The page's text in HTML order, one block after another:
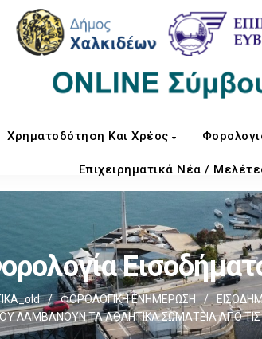
Χρηματοδότηση Και Χρέος
Επιχειρηματικά Νέα /
/ ΦΟΡΟΛΟΓΙΚΗ ΕΝΗΜΕΡΩΣΗ /
ΛΑΜΒΑΝΟΥΝ ΤΑ ΑΘΛΗΤΙΚΑ ΣΩΜΑΤΕΙΑ ΑΠΟ ΤΙΣ